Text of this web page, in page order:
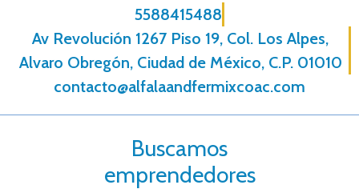
5588415488
Av Revolución 1267 Piso 19, Col. Los Alpes,
Alvaro Obregón, Ciudad de México, C.P. 01010
contacto@alfalaandfermixcoac.com
Buscamos
emprendedores